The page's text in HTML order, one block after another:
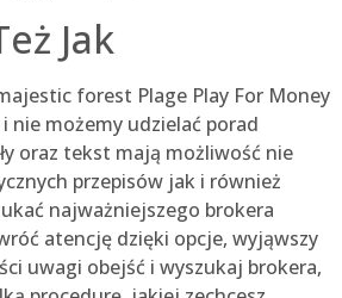
Jak
i nie możemy udzielać porad
oraz tekst mają możliwość nie
przepisów jak i również
najważniejszego brokera
atencję dzięki opcje, wyjąwszy
uwagi obejść i wyszukaj brokera,